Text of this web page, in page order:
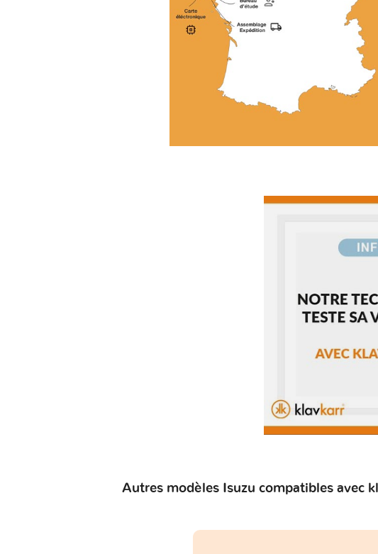
Autres modèles Isuzu compatibles avec